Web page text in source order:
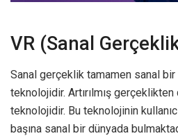
VR (Sanal
Sanal gerçeklik tamamen sanal
teknolojidir. Artırılmış
teknolojidir. Bu teknolojinin
başına sanal bir dünyada